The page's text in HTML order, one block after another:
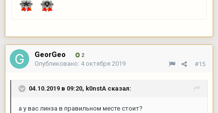
GeorGeo 2
#15
Опубликовано: 4 октября 2019
04.10.2019 в 09:20, k0nstA сказал:
а у вас линза в правильном месте стоит?